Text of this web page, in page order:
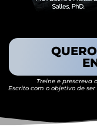
Treine e prescreva
Escrito com o objetivo de